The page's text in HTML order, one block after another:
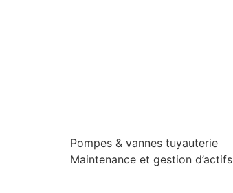
Pompes & vannes tuyauterie
Maintenance et gestion d’actifs